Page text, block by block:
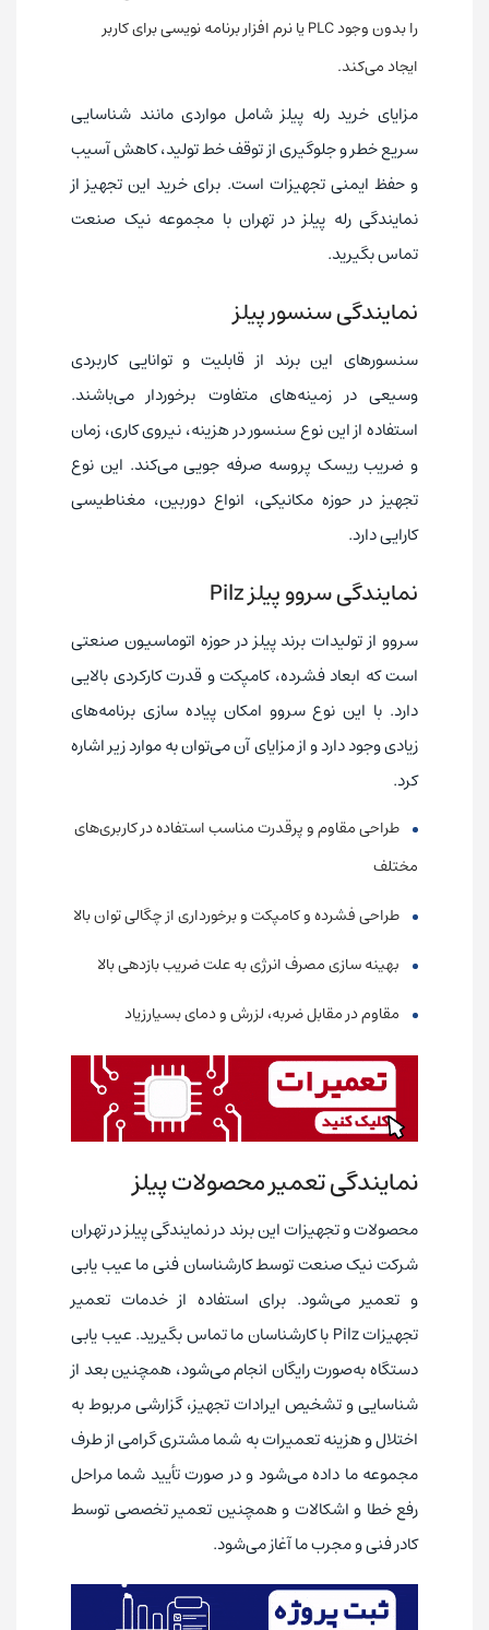
را بدون وجود PLC یا نرم افزار برنامه نویسی برای کاربر
ایجاد می‌کند.
مزایای خرید رله پیلز شامل مواردی مانند شناسایی
سریع خطر و جلوگیری از توقف خط تولید، کاهش آسیب
و حفظ ایمنی تجهیزات است. برای خرید این تجهیز از
نمایندگی رله پیلز در تهران با مجموعه نیک صنعت
تماس بگیرید.
نمایندگی سنسور پیلز
سنسورهای این برند از قابلیت و توانایی کاربردی
وسیعی در زمینه‌های متفاوت برخوردار می‌باشند.
استفاده از این نوع سنسور در هزینه، نیروی کاری، زمان
و ضریب ریسک پروسه صرفه جویی می‌کند. این نوع
تجهیز در حوزه مکانیکی، انواع دوربین، مغناطیسی
کارایی دارد.
نمایندگی سروو پیلز Pilz
سروو از تولیدات برند پیلز در حوزه اتوماسیون صنعتی
است که ابعاد فشرده، کامپکت و قدرت کارکردی بالایی
دارد. با این نوع سروو امکان پیاده سازی برنامه‌های
زیادی وجود دارد و از مزایای آن می‌توان به موارد زیر اشاره
کرد.
طراحی مقاوم و پرقدرت مناسب استفاده در کاربری‌های
مختلف
طراحی فشرده و کامپکت و برخورداری از چگالی توان بالا
بهینه سازی مصرف انرژی به علت ضریب بازدهی بالا
مقاوم در مقابل ضربه، لزرش و دمای بسیارزیاد
نمایندگی تعمیر محصولات پیلز
محصولات و تجهیزات این برند در نمایندگی پیلز در تهران
شرکت نیک صنعت توسط کارشناسان فنی ما عیب یابی
و تعمیر می‌شود. برای استفاده از خدمات تعمیر
تجهیزات Pilz با کارشناسان ما تماس بگیرید. عیب یابی
دستگاه به‌صورت رایگان انجام می‌شود، همچنین بعد از
شناسایی و تشخیص ایرادات تجهیز، گزارشی مربوط به
اختلال و هزینه تعمیرات به شما مشتری گرامی از طرف
مجموعه ما داده می‌شود و در صورت تأیید شما مراحل
رفع خطا و اشکالات و همچنین تعمیر تخصصی توسط
کادر فنی و مجرب ما آغاز می‌شود.